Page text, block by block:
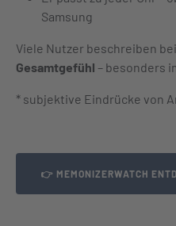
Samsung
Viele Nutzer beschreiben
Gesamtgefühl – besonders
* subjektive Eindrücke von
👉 MEMONIZERWATCH